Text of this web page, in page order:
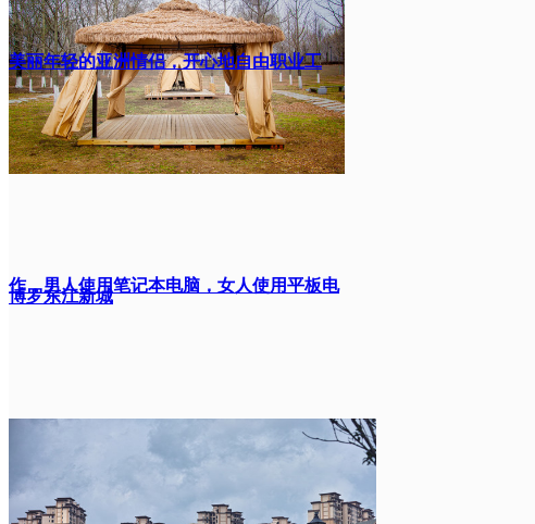
美丽年轻的亚洲情侣，开心地自由职业工
作，男人使用笔记本电脑，女人使用平板电
脑，坐在沙发上，一家人放松
博罗东江新城